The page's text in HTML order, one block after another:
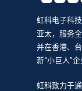
虹科电子科
亚太，服务
并在香港、
新“小巨人”
虹科致力于